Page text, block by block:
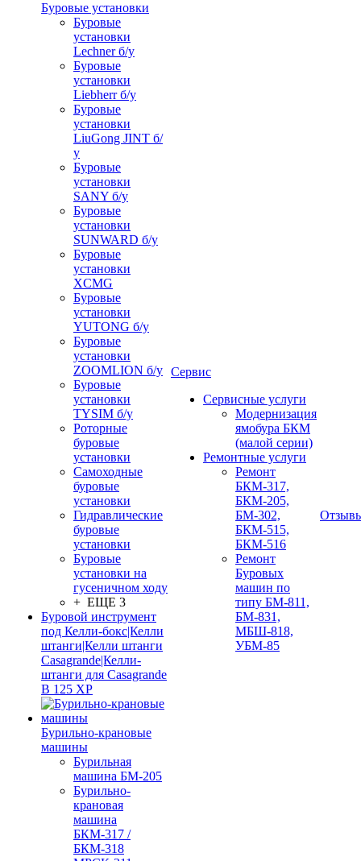
Буровые установки
Буровые
установки
Lechner б/у
Буровые
установки
Liebherr б/у
Буровые
установки
LiuGong JINT б/
у
Буровые
установки
SANY б/у
Буровые
установки
SUNWARD б/у
Буровые
установки
XCMG
Буровые
установки
YUTONG б/у
Буровые
установки
ZOOMLION б/у
Буровые
установки
TYSIM б/у
Роторные
буровые
установки
Самоходные
буровые
установки
Гидравлические
буровые
установки
Буровые
установки на
гусеничном ходу
+ ЕЩЕ 3
Буровой инструмент
под Келли-бокс|Келли
штанги|Келли штанги
Casagrande|Келли-
штанги для Casagrande
B 125 XP
Бурильно-крановые
машины
Бурильная
машина БМ-205
Бурильно-
крановая
машина
БКМ-317 /
БКМ-318
Сервис
Сервисные услуги
Модернизация
ямобура БКМ
(малой серии)
Ремонтные услуги
Ремонт
БКМ-317,
БКМ-205,
БМ-302,
БКМ-515,
БКМ-516
Ремонт
Буровых
машин по
типу БМ-811,
БМ-831,
МБШ-818,
УБМ-85